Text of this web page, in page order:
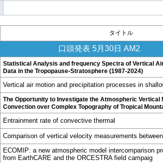
タイトル
口頭発表 5月30日 AM2
Statistical Analysis and frequency Spectra of Vertical
Data in the Tropopause-Stratosphere (1987-2024)
Vertical air motion and precipitation processes in
The Opportunity to Investigate the Atmospheric Vertical
Convection over Complex Topography of Tropical
Entrainment rate of convective thermal
Comparison of vertical velocity measurements
ECOMIP: a new atmospheric model intercomparison
from EarthCARE and the ORCESTRA field campaig